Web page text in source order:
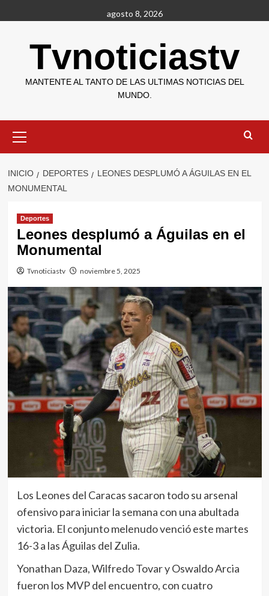
al
agosto 8, 2026
Tvnoticiastv
MANTENTE AL TANTO DE LAS ULTIMAS NOTICIAS DEL
MUNDO.
primario
INICIO DEPORTES
LEONES DESPLUMÓ A ÁGUILAS EN EL
MONUMENTAL
Deportes
Leones desplumó a Águilas en el
Monumental
Tvnoticiastv noviembre 5, 2025
Los Leones del Caracas sacaron todo su arsenal
ofensivo para iniciar la semana con una abultada
victoria. El conjunto melenudo venció este martes
16-3 a las Águilas del Zulia.
Yonathan Daza, Wilfredo Tovar y Oswaldo Arcia
fueron los MVP del encuentro, con cuatro